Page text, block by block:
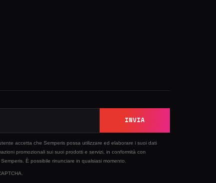
accetta che Semperis possa utilizzare ed elaborare i suoi dati
promozionali sui suoi prodotti e servizi, in conformità con
Semperis. È possibile rinunciare in qualsiasi momento.
INVIA